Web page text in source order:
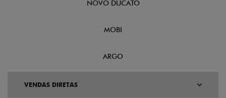
NOVO DUCATO
MOBI
ARGO
VENDAS DIRETAS